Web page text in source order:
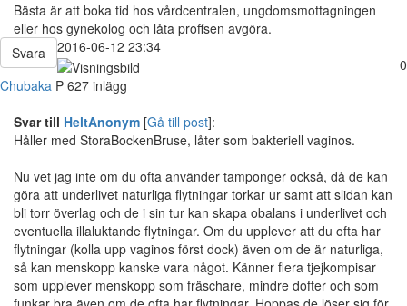
Bästa är att boka tid hos vårdcentralen, ungdomsmottagningen
eller hos gynekolog och låta proffsen avgöra.
Svara
2016-06-12 23:34
0
Chubaka P 627 inlägg
Svar till HeltAnonym [Gå till post]:
Håller med StoraBockenBruse, låter som bakteriell vaginos.
Nu vet jag inte om du ofta använder tamponger också, då de kan
göra att underlivet naturliga flytningar torkar ur samt att slidan kan
bli torr överlag och de i sin tur kan skapa obalans i underlivet och
eventuella illaluktande flytningar. Om du upplever att du ofta har
flytningar (kolla upp vaginos först dock) även om de är naturliga,
så kan menskopp kanske vara något. Känner flera tjejkompisar
som upplever menskopp som fräschare, mindre dofter och som